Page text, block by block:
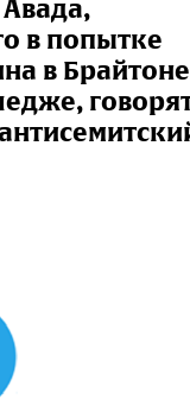
в попытке
в